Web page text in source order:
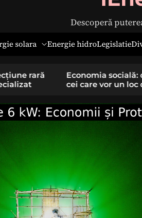
Descoperă
solara Energie hidroLegislatie
sens pentru
stabil
Hernia
simptome și